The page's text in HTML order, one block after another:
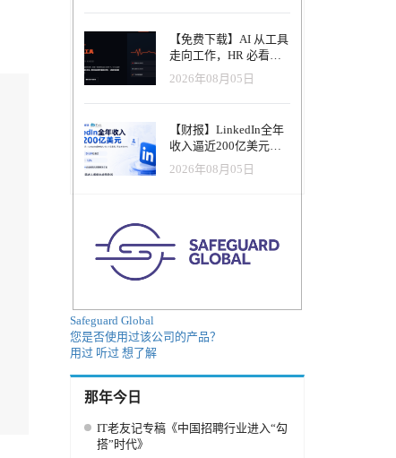
业的AI操作系统
【免费下载】AI 从工具
走向工作，HR 必看五
大变革｜2026 年 8 月
HRTech 行业观察报告
2026年08月05日
【财报】LinkedIn全年
收入逼近200亿美元，
AI招聘产品进入规模化
应用阶段
2026年08月05日
Safeguard Global
您是否使用过该公司的产品？
用过 听过 想了解
那年今日
IT老友记专稿《中国招聘行业进入“勾
搭”时代》